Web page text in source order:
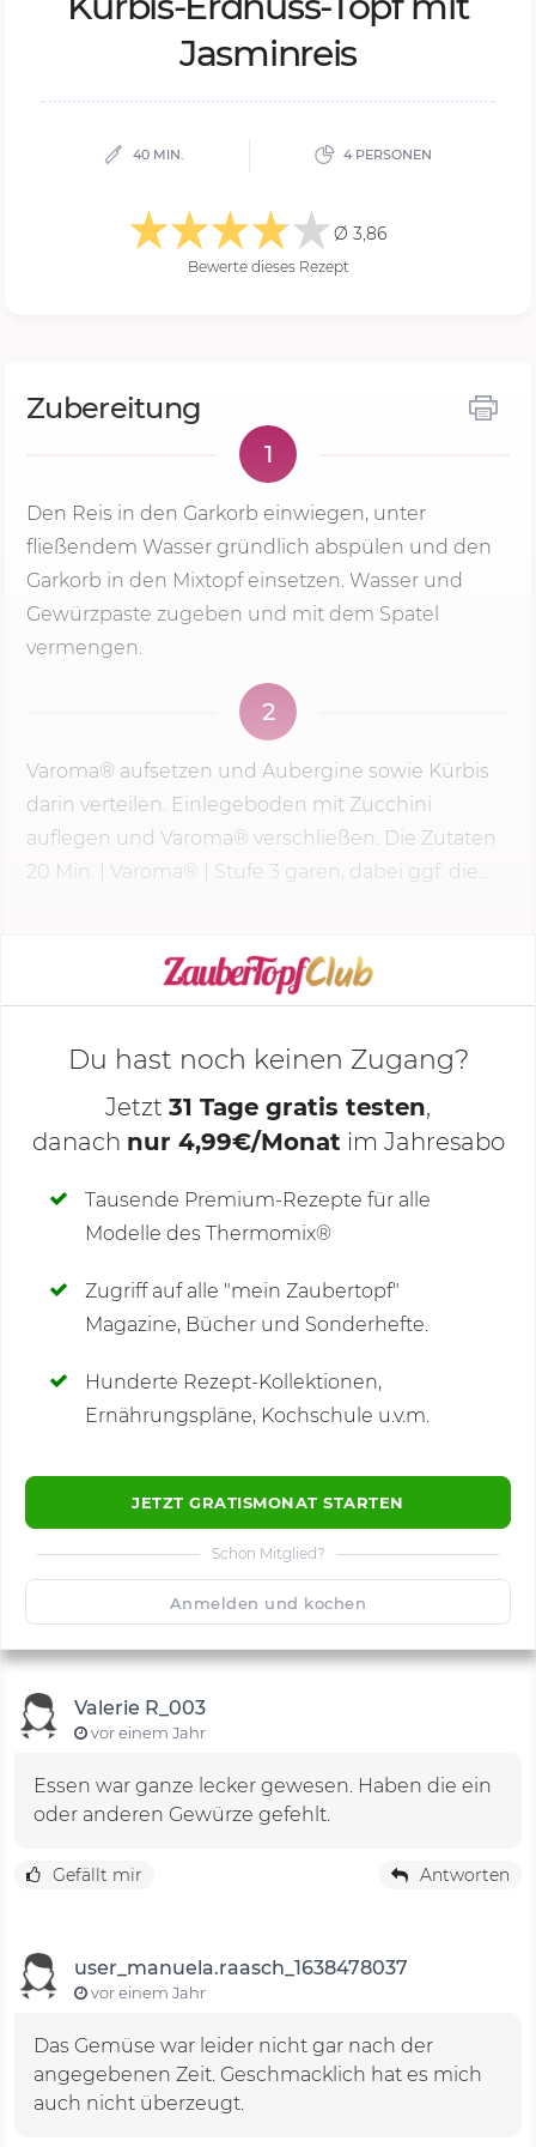
Jas­min­reis
40 MIN. 4 PERSONEN
Ø 3,86
Bewerte dieses Rezept
Zubereitung
1
Den Reis in den Garkorb einwiegen, unter
fließendem Wasser gründlich abspülen und den
Garkorb in den Mixtopf einsetzen. Wasser und
Gewürzpaste zugeben und mit dem Spatel
vermengen.
2
Varoma® aufsetzen und Aubergine sowie Kürbis
darin verteilen. Einlegeboden mit Zucchini
auflegen und Varoma® verschließen. Die Zutaten
20 Min.
| Varoma® | Stufe 3 garen, dabei ggf. die...
KOCHMODUS STARTEN
Deine Notizen
Du hast noch keinen Zugang?
Jetzt 31 Tage gratis testen,
danach nur 4,99€/Monat im Jahresabo
Tausende Premium-Rezepte für alle
Modelle des Thermomix®
Zugriff auf alle "mein Zaubertopf"
Magazine, Bücher und Sonderhefte.
Hunderte Rezept-Kollektionen,
Ernährungspläne, Kochschule u.v.m.
JETZT GRATISMONAT STARTEN
Schon Mitglied?
Anmelden und kochen
Kommentare(6)
🙂 Speichern
Valerie R_003
vor einem Jahr
Essen war ganze lecker gewesen. Haben die ein
oder anderen Gewürze gefehlt.
Gefällt mir Antworten
user_manuela.raasch_1638478037
vor einem Jahr
Das Gemüse war leider nicht gar nach der
angegebenen Zeit. Geschmacklich hat es mich
auch nicht überzeugt.